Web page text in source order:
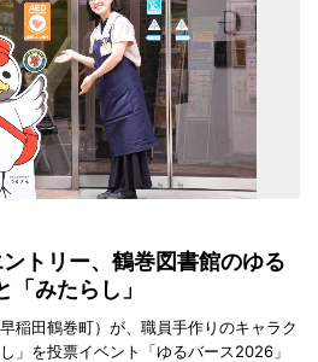
トリー、鶴巻図書館のゆる
みたらし」
稲田鶴巻町）が、職員手作りのキャラク
」を投票イベント「ゆるバース2026」